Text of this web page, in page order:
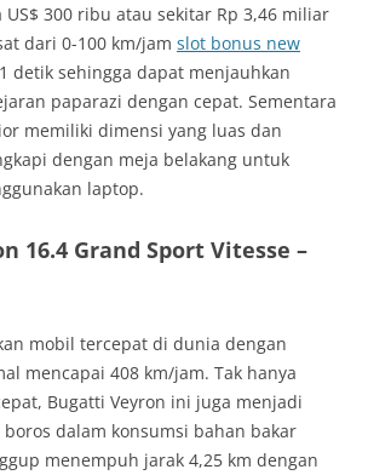
US$ 300 ribu atau sekitar Rp 3,46 miliar
dari 0-100 km/jam slot bonus new
detik sehingga dapat menjauhkan
paparazi dengan cepat. Sementara
memiliki dimensi yang luas dan
dengan meja belakang untuk
laptop.
16.4 Grand Sport Vitesse –
mobil tercepat di dunia dengan
mencapai 408 km/jam. Tak hanya
Bugatti Veyron ini juga menjadi
dalam konsumsi bahan bakar
menempuh jarak 4,25 km dengan